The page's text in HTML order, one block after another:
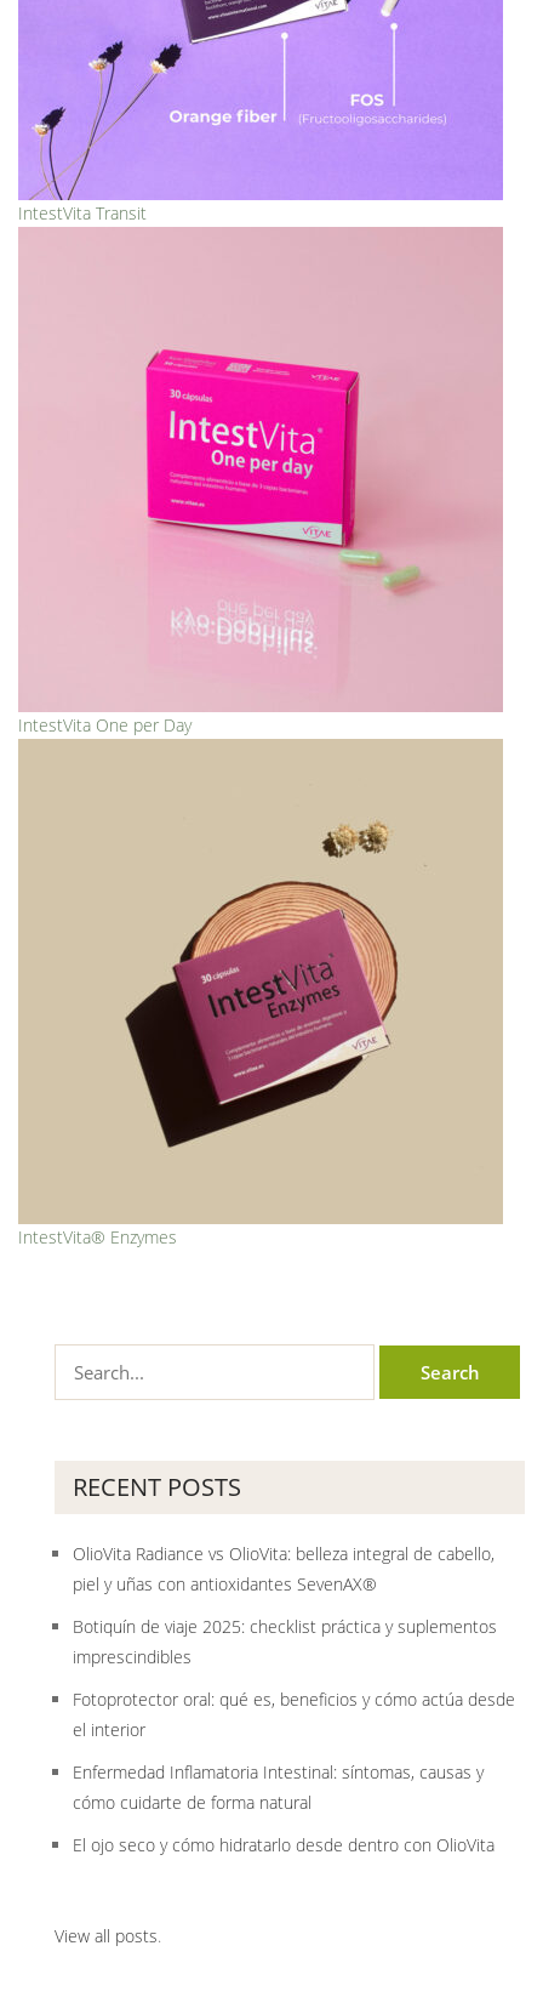
IntestVita Transit
IntestVita One per Day
IntestVita® Enzymes
RECENT POSTS
OlioVita Radiance vs OlioVita: belleza integral de cabello,
piel y uñas con antioxidantes SevenAX®
Botiquín de viaje 2025: checklist práctica y suplementos
imprescindibles
Fotoprotector oral: qué es, beneficios y cómo actúa desde
el interior
Enfermedad Inflamatoria Intestinal: síntomas, causas y
cómo cuidarte de forma natural
El ojo seco y cómo hidratarlo desde dentro con OlioVita
View all posts.